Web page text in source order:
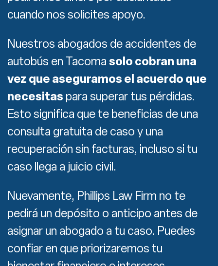
cuando nos solicites apoyo.
Nuestros abogados de accidentes de
autobús en Tacoma solo cobran una
vez que aseguramos el acuerdo que
necesitas para superar tus pérdidas.
Esto significa que te beneficias de una
consulta gratuita de caso y una
recuperación sin facturas, incluso si tu
caso llega a juicio civil.
Nuevamente, Phillips Law Firm no te
pedirá un depósito o anticipo antes de
asignar un abogado a tu caso. Puedes
confiar en que priorizaremos tu